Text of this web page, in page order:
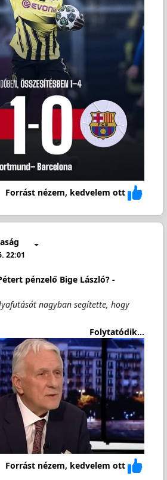
Forrást nézem, kedvelem ott
22:01
pénzelő Bige László? -
nagyban segítette, hogy
Folytatódik...
Forrást nézem, kedvelem ott